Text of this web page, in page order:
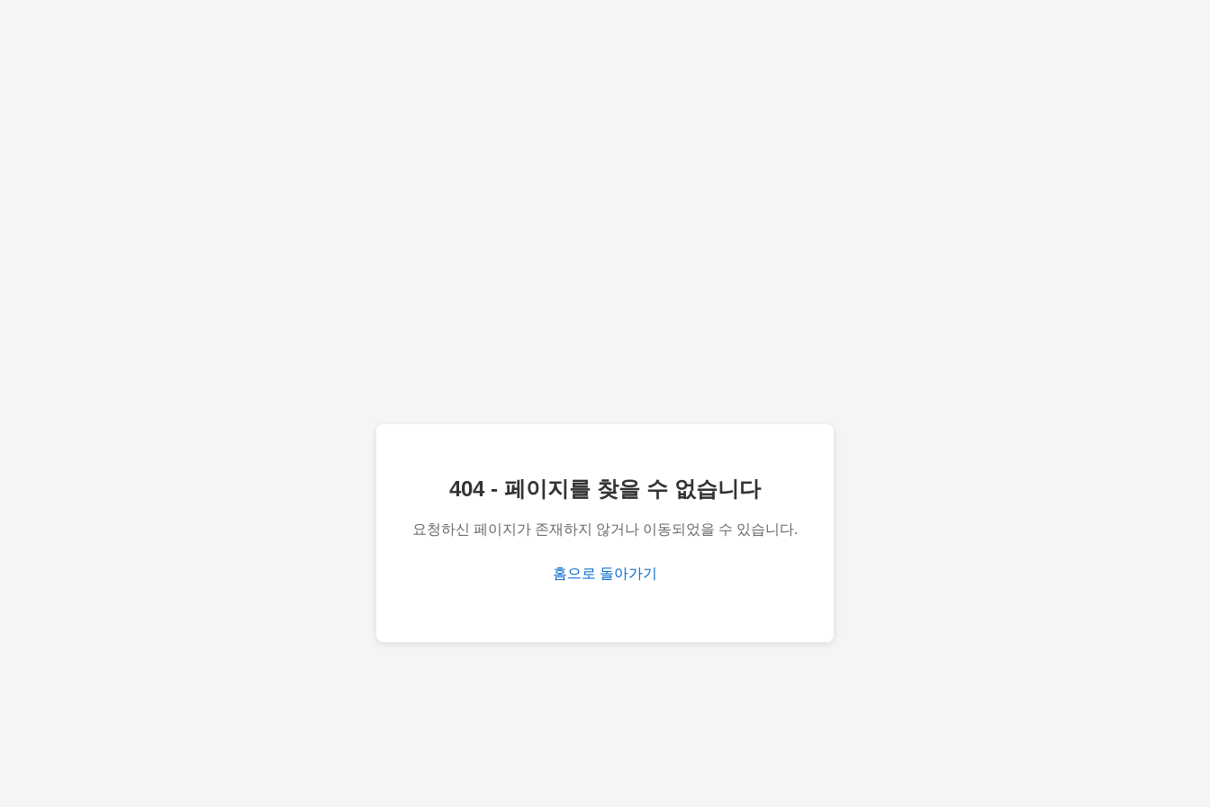
404 - 페이지를 찾을 수 없습니다
요청하신 페이지가 존재하지 않거나 이동되었을 수 있습니다.
홈으로 돌아가기